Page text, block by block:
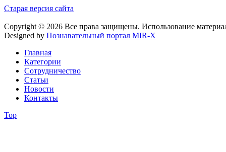
Старая версия сайта
Copyright © 2026 Все права защищены. Использование
Designed by Познавательный портал MIR-X
Главная
Категории
Сотрудничество
Статьи
Новости
Контакты
Top